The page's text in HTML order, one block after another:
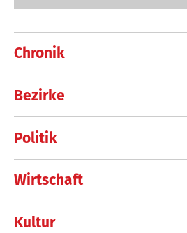
Chronik
Bezirke
Politik
Wirtschaft
Kultur